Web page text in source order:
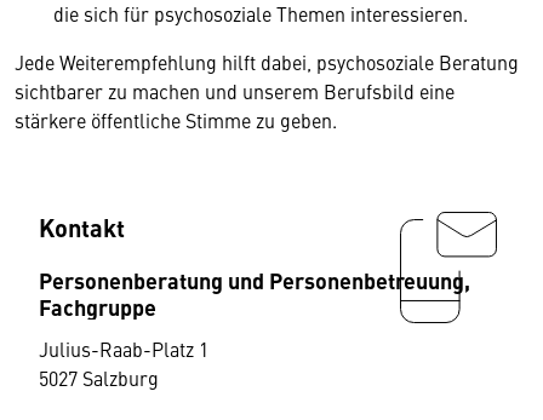
die sich für psychosoziale Themen interessieren.
Jede Weiterempfehlung hilft dabei, psychosoziale Beratung
sichtbarer zu machen und unserem Berufsbild eine
stärkere öffentliche Stimme zu geben.
Kontakt
Personenberatung und Personenbetreuung,
Fachgruppe
Julius-Raab-Platz 1
5027 Salzburg